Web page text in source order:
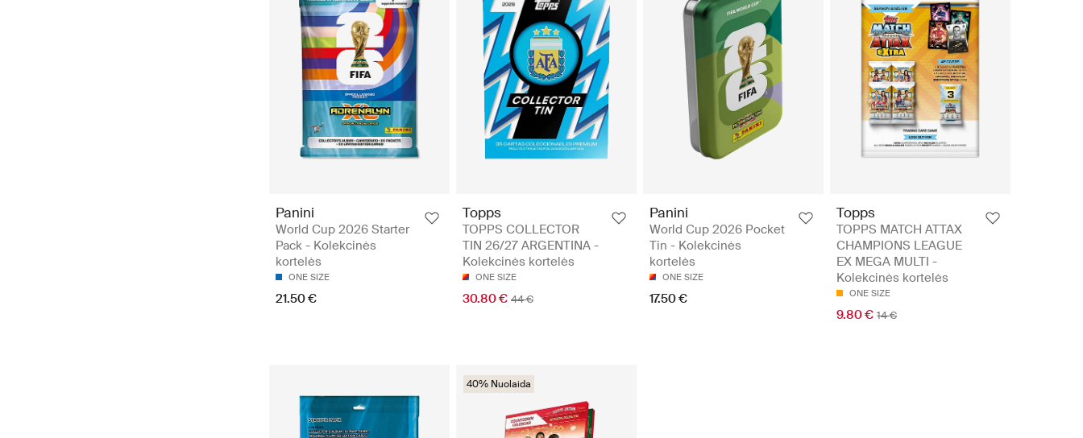
Panini
World Cup 2026 Starter
Pack - Kolekcinės
kortelės
ONE SIZE
21.50 €
Topps
TOPPS COLLECTOR
TIN 26/27 ARGENTINA -
Kolekcinės kortelės
ONE SIZE
30.80 € 44 €
Panini
World Cup 2026 Pocket
Tin - Kolekcinės
kortelės
ONE SIZE
17.50 €
Topps
TOPPS MATCH ATTAX
CHAMPIONS LEAGUE
EX MEGA MULTI -
Kolekcinės kortelės
ONE SIZE
9.80 € 14 €
40% Nuolaida